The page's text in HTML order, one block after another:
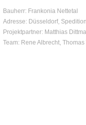
Bauherr: Frankonia Nettetal
Adresse: Düsseldorf,
Projektpartner: Matthias
Team: Rene Albrecht,